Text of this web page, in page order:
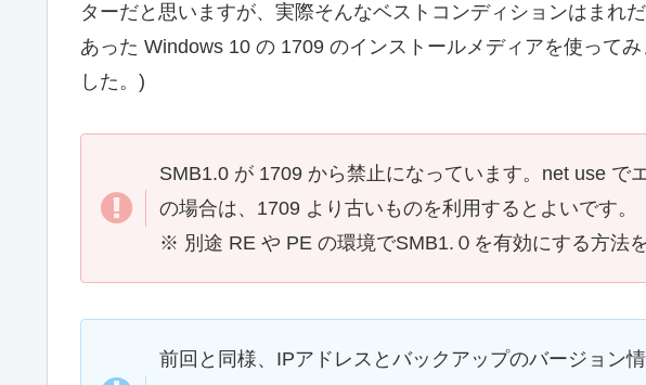
ターだと思いますが、実際そんなベストコンディションはまれ
あった Windows 10 の 1709 のインストールメディアを使って
した。)
SMB1.0 が 1709 から禁止になっています。net use で
の場合は、1709 より古いものを利用するとよいです。
※ 別途 RE や PE の環境でSMB1.０を有効にする方法を
前回と同様、IPアドレスとバックアップのバージョン